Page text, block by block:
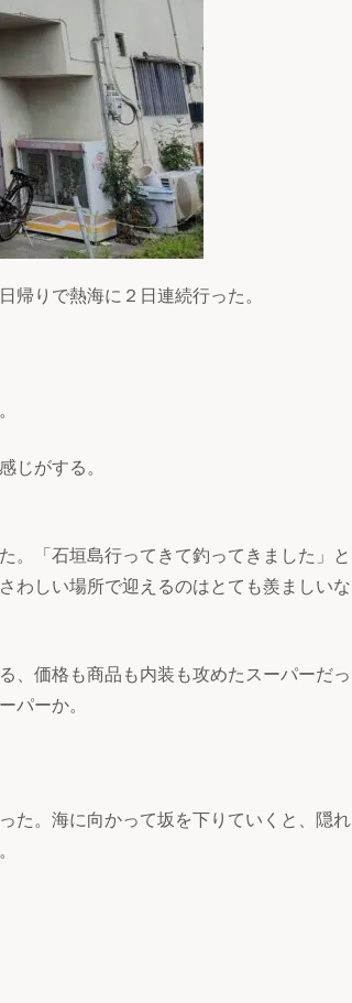
帰りで熱海に２日連続行った。
じがする。
。「石垣島行ってきて釣ってきました」と
わしい場所で迎えるのはとても羨ましいな
、価格も商品も内装も攻めたスーパーだっ
パーか。
た。海に向かって坂を下りていくと、隠れ